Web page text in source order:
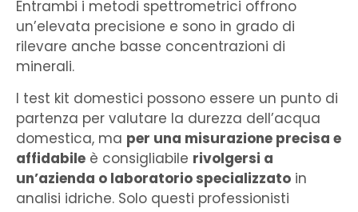
Entrambi i metodi spettrometrici offrono
un’elevata precisione e sono in grado di
rilevare anche basse concentrazioni di
minerali.
I test kit domestici possono essere un punto di
partenza per valutare la durezza dell’acqua
domestica, ma per una misurazione precisa e
affidabile è consigliabile rivolgersi a
un’azienda o laboratorio specializzato in
analisi idriche. Solo questi professionisti